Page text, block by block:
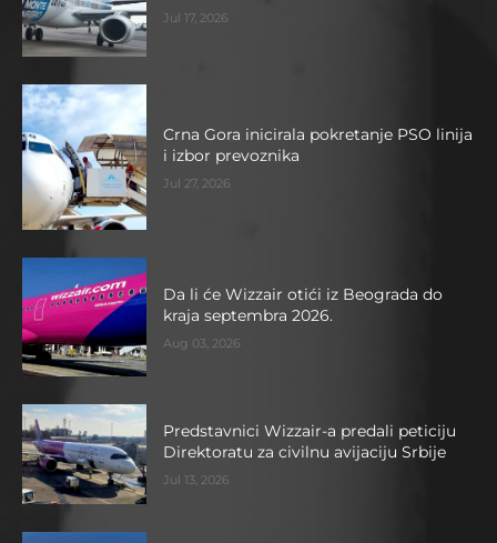
Jul 17, 2026
Crna Gora inicirala pokretanje PSO linija
i izbor prevoznika
Jul 27, 2026
Da li će Wizzair otići iz Beograda do
kraja septembra 2026.
Aug 03, 2026
Predstavnici Wizzair-a predali peticiju
Direktoratu za civilnu avijaciju Srbije
Jul 13, 2026